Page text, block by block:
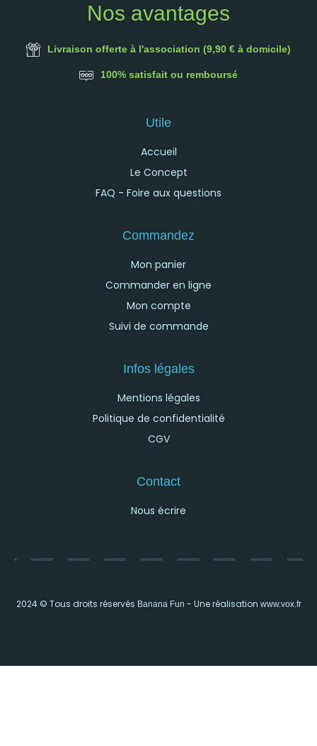
Nos avantages
Livraison offerte à l'association (9,90 € à domicile)
100% satisfait ou remboursé
Utile
Accueil
Le Concept
FAQ - Foire aux questions
Commandez
Mon panier
Commander en ligne
Mon compte
Suivi de commande
Infos légales
Mentions légales
Politique de confidentialité
CGV
Contact
Nous écrire
2024 © Tous droits réservés Banana Fun - Une réalisation www.vox.fr